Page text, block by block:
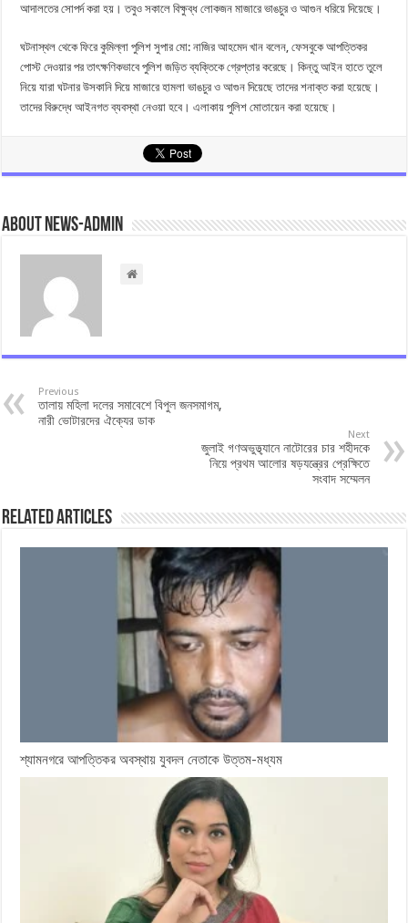
আদালতের সোপর্দ করা হয়। তবুও সকালে বিক্ষুব্ধ লোকজন মাজারে ভাঙচুর ও আগুন ধরিয়ে দিয়েছে।
ঘটনাস্থল থেকে ফিরে কুমিল্লা পুলিশ সুপার মো: নাজির আহমেদ খান বলেন, ফেসবুকে আপত্তিকর
পোস্ট দেওয়ার পর তাৎক্ষণিকভাবে পুলিশ জড়িত ব্যক্তিকে গ্রেপ্তার করেছে। কিন্তু আইন হাতে তুলে
নিয়ে যারা ঘটনার উসকানি দিয়ে মাজারে হামলা ভাঙচুর ও আগুন দিয়েছে তাদের শনাক্ত করা হয়েছে।
তাদের বিরুদ্ধে আইনগত ব্যবস্থা নেওয়া হবে। এলাকায় পুলিশ মোতায়েন করা হয়েছে।
About news-admin
Previous
তালায় মহিলা দলের সমাবেশে বিপুল জনসমাগম,
নারী ভোটারদের ঐক্যের ডাক
Next
জুলাই গণঅভুত্থ্যানে নাটোরের চার শহীদকে
নিয়ে প্রথম আলোর ষড়যন্ত্রের প্রেক্ষিতে
সংবাদ সম্মেলন
Related Articles
শ্যামনগরে আপত্তিকর অবস্থায় যুবদল নেতাকে উত্তম-মধ্যম